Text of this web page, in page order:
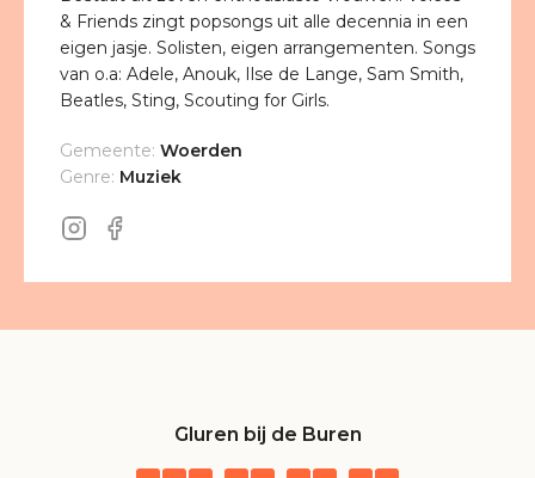
& Friends zingt popsongs uit alle decennia in een
eigen jasje. Solisten, eigen arrangementen. Songs
van o.a: Adele, Anouk, Ilse de Lange, Sam Smith,
Beatles, Sting, Scouting for Girls.
Gemeente: Woerden
Genre: Muziek
Gluren bij de Buren